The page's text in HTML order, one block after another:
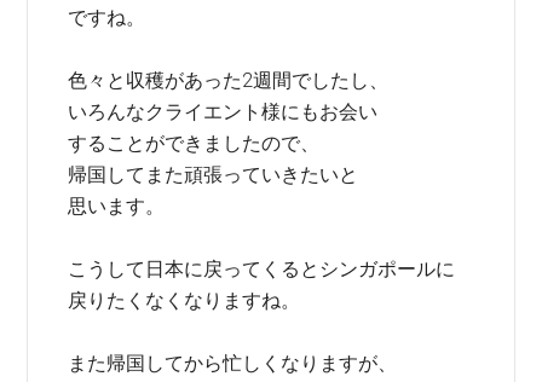
ですね。
色々と収穫があった2週間でしたし、
いろんなクライエント様にもお会い
することができましたので、
帰国してまた頑張っていきたいと
思います。
こうして日本に戻ってくるとシンガポールに
戻りたくなくなりますね。
また帰国してから忙しくなりますが、